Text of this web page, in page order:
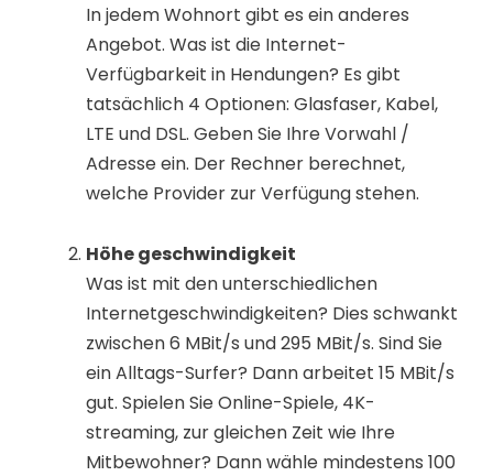
In jedem Wohnort gibt es ein anderes
Angebot. Was ist die Internet-
Verfügbarkeit in Hendungen? Es gibt
tatsächlich 4 Optionen: Glasfaser, Kabel,
LTE und DSL. Geben Sie Ihre Vorwahl /
Adresse ein. Der Rechner berechnet,
welche Provider zur Verfügung stehen.
Höhe geschwindigkeit
Was ist mit den unterschiedlichen
Internetgeschwindigkeiten? Dies schwankt
zwischen 6 MBit/s und 295 MBit/s. Sind Sie
ein Alltags-Surfer? Dann arbeitet 15 MBit/s
gut. Spielen Sie Online-Spiele, 4K-
streaming, zur gleichen Zeit wie Ihre
Mitbewohner? Dann wähle mindestens 100